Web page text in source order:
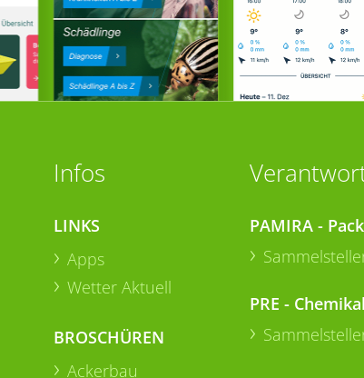
Infos
LINKS
Apps
Wetter Aktuell
BROSCHÜREN
Ackerbau
PAMIRA -
PRE -